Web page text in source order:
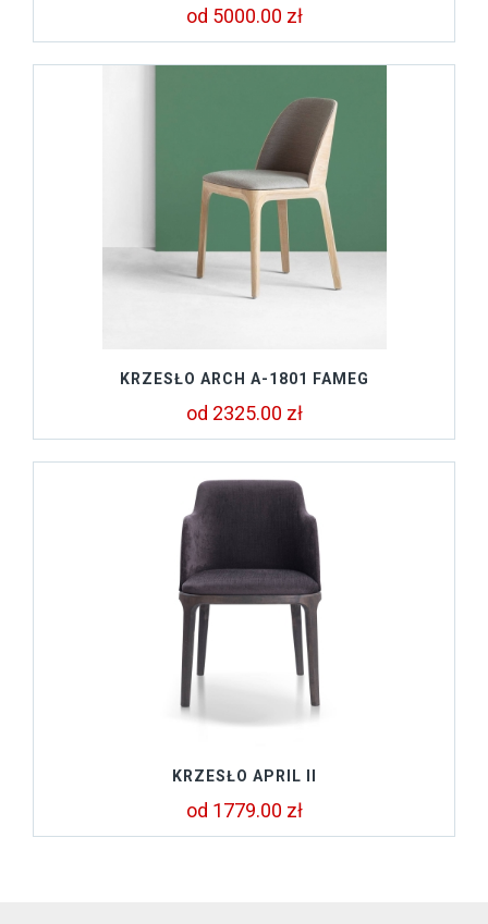
od 5000.00 zł
KRZESŁO ARCH A-1801 FAMEG
od 2325.00 zł
KRZESŁO APRIL II
od 1779.00 zł